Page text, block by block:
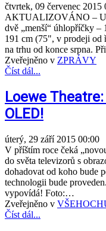
čtvrtek, 09 červenec 2015
AKTUALIZOVÁNO –
dvě „menší“ úhlopříčky –
191 cm (75", v prodeji od
na trhu od konce srpna.
Zveřejněno v ZPRÁVY
Číst dál...
Loewe
OLED!
úterý, 29 září 2015 00:00
V příštím roce čeká
do světa televizorů s
dohadovat od koho bude
technologii bude
vypovídá! Foto:…
Zveřejněno v
Číst dál...